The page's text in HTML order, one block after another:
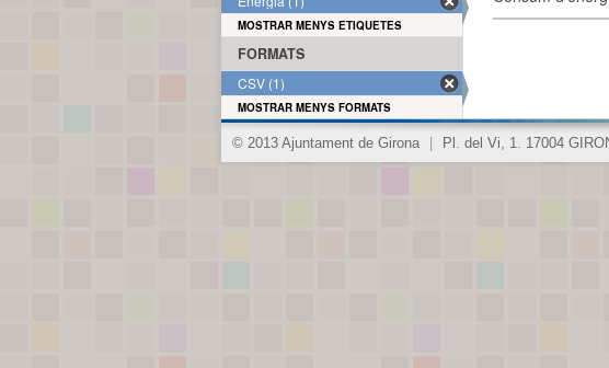
MOSTRAR MENYS ETIQUETES
FORMATS
CSV (1)
MOSTRAR MENYS FORMATS
© 2013 Ajuntament de Girona Pl. del Vi, 1. 17004